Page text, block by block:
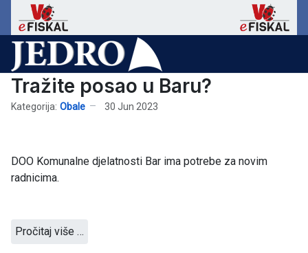
Tražite posao u Baru?
Kategorija: Obale 30 Jun 2023
DOO Komunalne djelatnosti Bar ima potrebe za novim
radnicima.
Pročitaj više …